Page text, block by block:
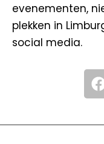
evenementen,
plekken in
social media.